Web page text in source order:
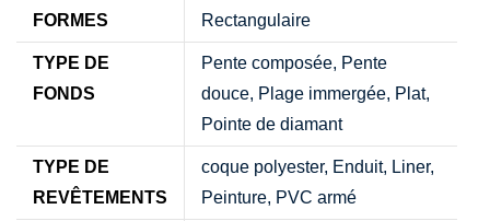
FORMES
Rectangulaire
TYPE DE
FONDS
Pente composée, Pente
douce, Plage immergée, Plat,
Pointe de diamant
TYPE DE
REVÊTEMENTS
coque polyester, Enduit, Liner,
Peinture, PVC armé